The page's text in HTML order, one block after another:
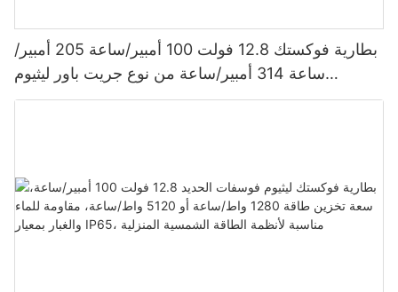
بطارية فوكستك 12.8 فولت 100 أمبير/ساعة 205 أمبير/
ساعة 314 أمبير/ساعة من نوع جريت باور ليثيوم
فوسفات الحديد 1280 واط/ساعة - 5120 واط/ساعة،